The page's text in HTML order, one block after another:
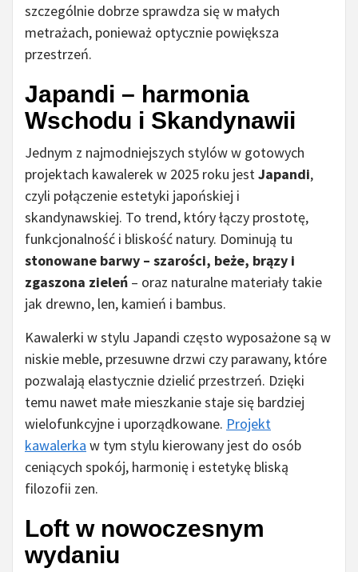
szczególnie dobrze sprawdza się w małych
metrażach, ponieważ optycznie powiększa
przestrzeń.
Japandi – harmonia
Wschodu i Skandynawii
Jednym z najmodniejszych stylów w gotowych
projektach kawalerek w 2025 roku jestJapandi,
czyli połączenie estetyki japońskiej i
skandynawskiej. To trend, który łączy prostotę,
funkcjonalność i bliskość natury. Dominują tu
stonowane barwy – szarości, beże, brązy i
zgaszona zieleń – oraz naturalne materiały takie
jak drewno, len, kamień i bambus.
Kawalerki w stylu Japandi często wyposażone są w
niskie meble, przesuwne drzwi czy parawany, które
pozwalają elastycznie dzielić przestrzeń. Dzięki
temu nawet małe mieszkanie staje się bardziej
wielofunkcyjne i uporządkowane. Projekt
kawalerka w tym stylu kierowany jest do osób
ceniących spokój, harmonię i estetykę bliską
filozofii zen.
Loft w nowoczesnym
wydaniu